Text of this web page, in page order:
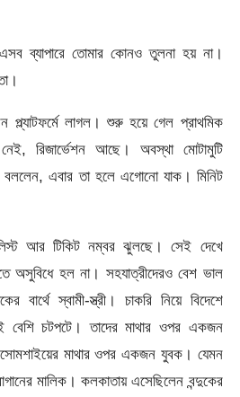
ব্যাপারে তোমার কোনও তুলনা হয় না।
লাগল। শুরু হয়ে গেল প্রাথমিক
রিজার্ভেশন আছে। অবস্থা মোটামুটি
এবার তা হলে এগোনো যাক। মিনিট
লিস্ট আর টিকিট নম্বর ঝুলছে। সেই দেখে
অসুবিধে হল না। সহযাত্রীদেরও বেশ ভাল
স্বামী-স্ত্রী। চাকরি নিয়ে বিদেশে
বেশি চটপটে। তাদের মাথার ওপর একজন
মাথার ওপর একজন যুবক। যেমন
মালিক। কলকাতায় এসেছিলেন বন্দুকের